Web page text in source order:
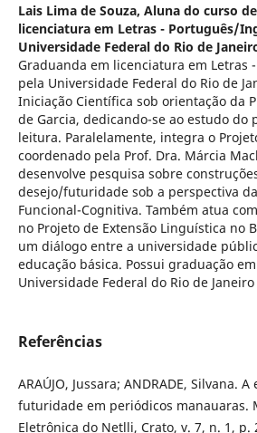
Lais Lima de Souza, Aluna do curso
licenciatura em Letras - Português/
Universidade Federal do Rio de
Graduanda em licenciatura em Letras
pela Universidade Federal do Rio de
Iniciação Científica sob orientação da
de Garcia, dedicando-se ao estudo do
leitura. Paralelamente, integra o
coordenado pela Prof. Dra. Márcia
desenvolve pesquisa sobre
desejo/futuridade sob a perspectiva
Funcional-Cognitiva. Também atua
no Projeto de Extensão Linguística no
um diálogo entre a universidade
educação básica. Possui graduação
Universidade Federal do Rio de Janeiro
Referências
ARAÚJO, Jussara; ANDRADE, Silvana.
futuridade em periódicos manauaras.
Eletrônica do Netlli, Crato, v. 7, n. 1, p.